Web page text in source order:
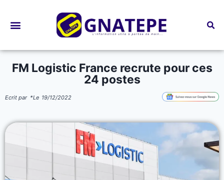
FM Logistic France recrute pour ces
24 postes
Ecrit par *Le 19/12/2022